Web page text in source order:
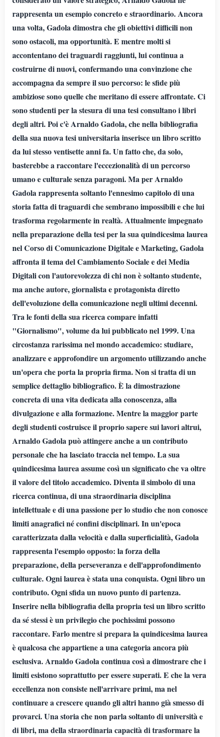
rappresenta un esempio concreto e straordinario. Ancora
una volta, Gadola dimostra che gli obiettivi difficili non
sono ostacoli, ma opportunità. E mentre molti si
accontentano dei traguardi raggiunti, lui continua a
costruirne di nuovi, confermando una convinzione che
accompagna da sempre il suo percorso: le sfide più
ambiziose sono quelle che meritano di essere affrontate. Ci
sono studenti per la stesura di una tesi consultano i libri
degli altri. Poi c'è Arnaldo Gadola, che nella bibliografia
della sua nuova tesi universitaria inserisce un libro scritto
da lui stesso ventisette anni fa. Un fatto che, da solo,
basterebbe a raccontare l'eccezionalità di un percorso
umano e culturale senza paragoni. Ma per Arnaldo
Gadola rappresenta soltanto l'ennesimo capitolo di una
storia fatta di traguardi che sembrano impossibili e che lui
trasforma regolarmente in realtà. Attualmente impegnato
nella preparazione della tesi per la sua quindicesima laurea
nel Corso di Comunicazione Digitale e Marketing, Gadola
affronta il tema del Cambiamento Sociale e dei Media
Digitali con l'autorevolezza di chi non è soltanto studente,
ma anche autore, giornalista e protagonista diretto
dell'evoluzione della comunicazione negli ultimi decenni.
Tra le fonti della sua ricerca compare infatti
"Giornalismo", volume da lui pubblicato nel 1999. Una
circostanza rarissima nel mondo accademico: studiare,
analizzare e approfondire un argomento utilizzando anche
un'opera che porta la propria firma. Non si tratta di un
semplice dettaglio bibliografico. È la dimostrazione
concreta di una vita dedicata alla conoscenza, alla
divulgazione e alla formazione. Mentre la maggior parte
degli studenti costruisce il proprio sapere sui lavori altrui,
Arnaldo Gadola può attingere anche a un contributo
personale che ha lasciato traccia nel tempo. La sua
quindicesima laurea assume così un significato che va oltre
il valore del titolo accademico. Diventa il simbolo di una
ricerca continua, di una straordinaria disciplina
intellettuale e di una passione per lo studio che non conosce
limiti anagrafici né confini disciplinari. In un'epoca
caratterizzata dalla velocità e dalla superficialità, Gadola
rappresenta l'esempio opposto: la forza della
preparazione, della perseveranza e dell'approfondimento
culturale. Ogni laurea è stata una conquista. Ogni libro un
contributo. Ogni sfida un nuovo punto di partenza.
Inserire nella bibliografia della propria tesi un libro scritto
da sé stessi è un privilegio che pochissimi possono
raccontare. Farlo mentre si prepara la quindicesima laurea
è qualcosa che appartiene a una categoria ancora più
esclusiva. Arnaldo Gadola continua così a dimostrare che i
limiti esistono soprattutto per essere superati. E che la vera
eccellenza non consiste nell'arrivare primi, ma nel
continuare a crescere quando gli altri hanno già smesso di
provarci. Una storia che non parla soltanto di università e
di libri, ma della straordinaria capacità di trasformare la